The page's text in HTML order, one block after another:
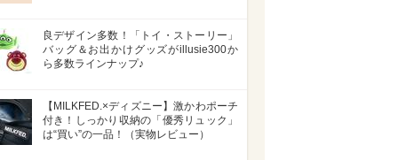
良デザイン多数！「トイ・ストーリー」
バッグ＆お出かけグッズがillusie300か
ら多数ラインナップ♪
【MILKFED.×ディズニー】激かわポーチ
付き！しっかり収納の「優秀リュック」
は“買い”の一品！（実物レビュー）